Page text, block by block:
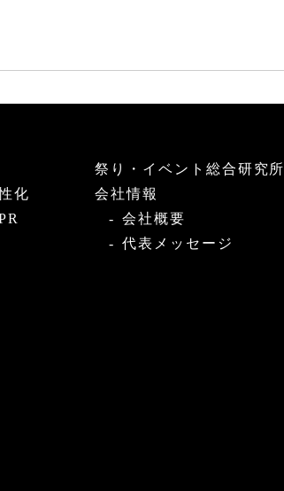
化
祭り・イベント総合研究所
会社情報
会社概要
代表メッセージ